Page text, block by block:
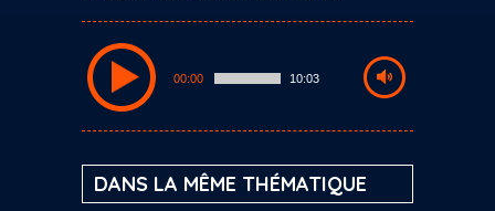
00:00 10:03
DANS LA MÊME THÉMATIQUE